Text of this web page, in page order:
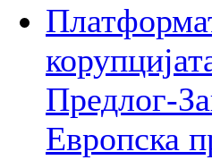
Предлог-
Европска